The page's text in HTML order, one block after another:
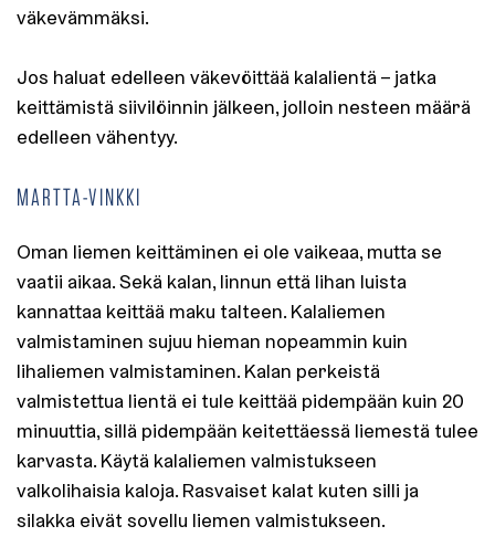
väkevämmäksi.
Jos haluat edelleen väkevöittää kalalientä – jatka
keittämistä siivilöinnin jälkeen, jolloin nesteen määrä
edelleen vähentyy.
MARTTA-VINKKI
Oman liemen keittäminen ei ole vaikeaa, mutta se
vaatii aikaa. Sekä kalan, linnun että lihan luista
kannattaa keittää maku talteen. Kalaliemen
valmistaminen sujuu hieman nopeammin kuin
lihaliemen valmistaminen. Kalan perkeistä
valmistettua lientä ei tule keittää pidempään kuin 20
minuuttia, sillä pidempään keitettäessä liemestä tulee
karvasta. Käytä kalaliemen valmistukseen
valkolihaisia kaloja. Rasvaiset kalat kuten silli ja
silakka eivät sovellu liemen valmistukseen.